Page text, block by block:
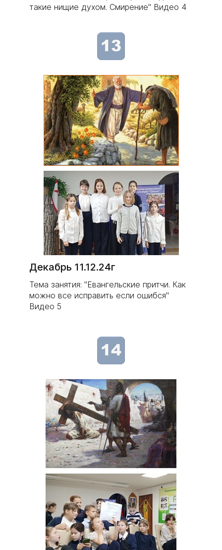
такие нищие духом. Смирение" Видео 4
Декабрь 11.12.24г
Тема занятия: "Евангельские притчи. Как
можно все исправить если ошибся"
Видео 5